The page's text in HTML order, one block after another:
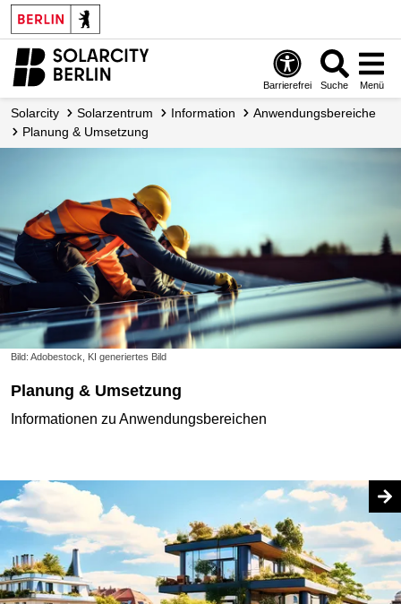
Barrierefrei Suche Menü
Solarcity Solarzentrum Information
Anwendungsbereiche
Planung & Umsetzung
Bild: Adobestock, KI generiertes Bild
Planung & Umsetzung
Informationen zu Anwendungsbereichen